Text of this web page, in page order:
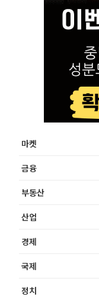
마켓
금융
부동산
산업
경제
국제
정치